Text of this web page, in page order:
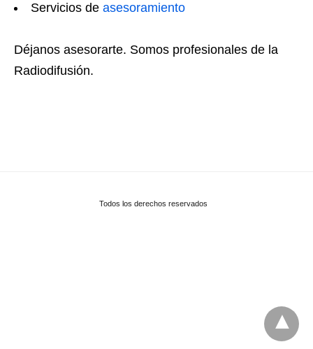
Servicios de asesoramiento
Déjanos asesorarte. Somos profesionales de la
Radiodifusión.
Todos los derechos reservados